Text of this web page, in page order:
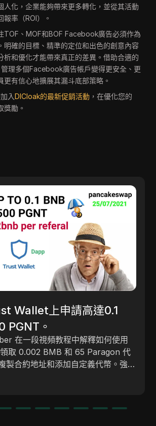
人化，企業能夠帶來更多轉化，並從其活動
率（ROI）。
TOF、MOF和BOF Facebook廣告必須作為
明確的目標、精準的定位和出色的創意內容
析和優化才能帶來真正的差異。借助合適的
管理多個Facebook廣告帳戶變得更安全、更
更有信心地擴展其漏斗底部策略。
入DICloak的最新促銷活動 ，在優化您的
獎勵。
加密貨幣空投今天 - 閱讀
挖礦戰利品＃
＃new_airdrop
是關於一位 YouTuber 分享價值 17
別空投，帶有未來代幣潛力。提供如
幣、加入 Telegram 頻道以及參加贈
空投平台需要下載應用程式、註冊和
。這些代幣基於與比特幣類似的有限供